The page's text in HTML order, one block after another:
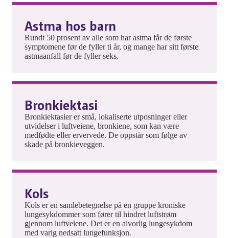
Astma hos barn
Rundt 50 prosent av alle som har astma får de første
symptomene før de fyller ti år, og mange har sitt første
astmaanfall før de fyller seks.
Bronkiektasi
Bronkiektasier er små, lokaliserte utposninger eller
utvidelser i luftveiene, bronkiene, som kan være
medfødte eller ervervede. De oppstår som følge av
skade på bronkieveggen.
Kols
Kols er en samlebetegnelse på en gruppe kroniske
lungesykdommer som fører til hindret luftstrøm
gjennom luftveiene. Det er en alvorlig lungesykdom
med varig nedsatt lungefunksjon.